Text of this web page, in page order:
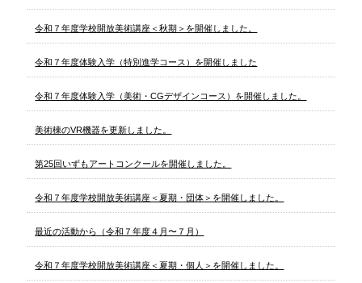
令和７年度学校開放美術講座＜秋期＞を開催しました。
令和７年度体験入学（特別進学コース）を開催しました
令和７年度体験入学（美術・CGデザインコース）を開催しました。
美術棟のVR機器を更新しました。
第25回いずもアートコンクールを開催しました。
令和７年度学校開放美術講座＜夏期・団体＞を開催しました。
最近の活動から（令和７年度４月〜７月）
令和７年度学校開放美術講座＜夏期・個人＞を開催しました。